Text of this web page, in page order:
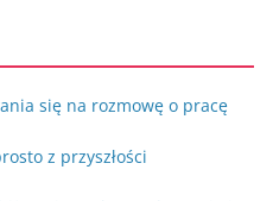
się na rozmowę o pracę
z przyszłości